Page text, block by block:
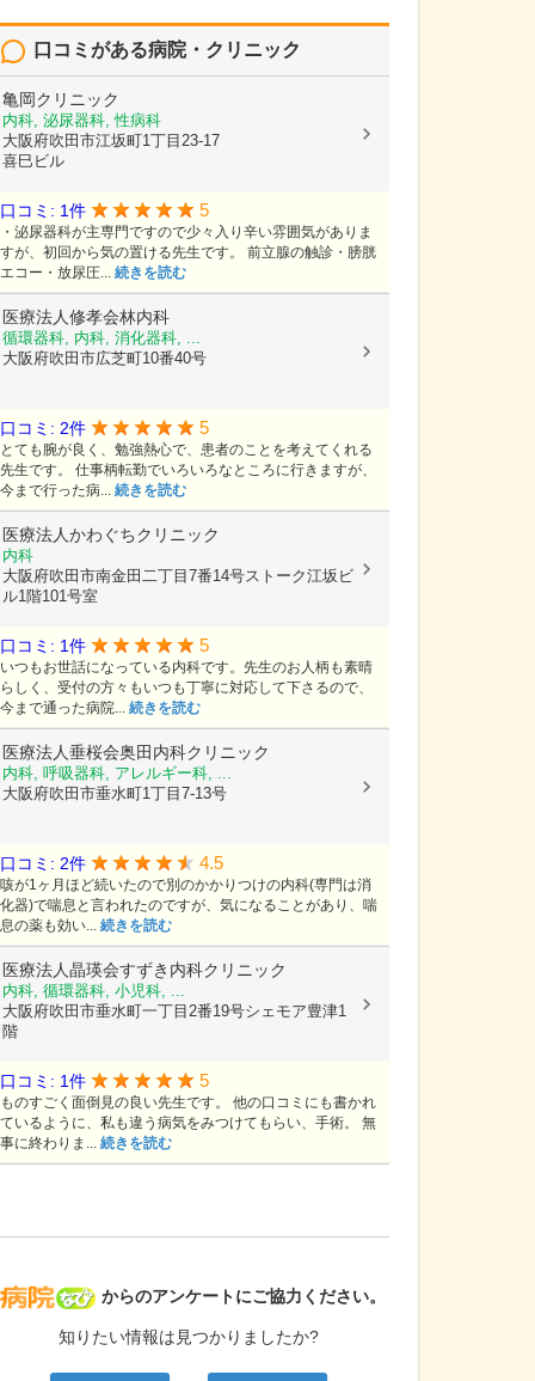
病院なび
からのアンケートにご協力ください。
知りたい情報は見つかりましたか?
口コミがある病院・クリニック
亀岡クリニック
内科, 泌尿器科, 性病科
大阪府吹田市江坂町1丁目23-17
喜巳ビル
口コミ: 1件 5
・泌尿器科が主専門ですので少々入り辛い雰囲気がありま
すが、初回から気の置ける先生です。 前立腺の触診・膀胱
エコー・放尿圧... 続きを読む
医療法人修孝会林内科
循環器科, 内科, 消化器科, ...
大阪府吹田市広芝町10番40号
口コミ: 2件 5
とても腕が良く、勉強熱心で、患者のことを考えてくれる
先生です。 仕事柄転勤でいろいろなところに行きますが、
今まで行った病... 続きを読む
医療法人かわぐちクリニック
内科
大阪府吹田市南金田二丁目7番14号ストーク江坂ビ
ル1階101号室
口コミ: 1件 5
いつもお世話になっている内科です。先生のお人柄も素晴
らしく、受付の方々もいつも丁寧に対応して下さるので、
今まで通った病院... 続きを読む
医療法人垂桜会奥田内科クリニック
内科, 呼吸器科, アレルギー科, ...
大阪府吹田市垂水町1丁目7-13号
口コミ: 2件 4.5
咳が1ヶ月ほど続いたので別のかかりつけの内科(専門は消
化器)で喘息と言われたのですが、気になることがあり、喘
息の薬も効い... 続きを読む
医療法人晶瑛会すずき内科クリニック
内科, 循環器科, 小児科, ...
大阪府吹田市垂水町一丁目2番19号シェモア豊津1
階
口コミ: 1件 5
ものすごく面倒見の良い先生です。 他の口コミにも書かれ
ているように、私も違う病気をみつけてもらい、手術。 無
事に終わりま... 続きを読む